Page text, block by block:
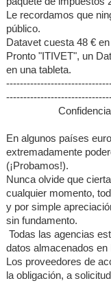
Le recordamos que
público.
Datavet cuesta 48 €
Pronto "ITIVET", un
en una tableta.
En algunos países
extremadamente
(¡Probamos!).
Nunca olvide que
cualquier momento,
y por simple
sin fundamento.
Todas las agencias
datos almacenados en
Los proveedores de
la obligación, a